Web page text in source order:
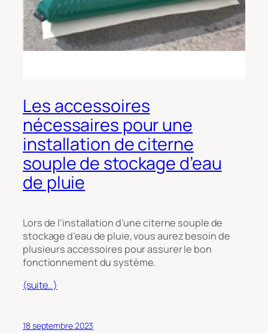
Les accessoires
nécessaires pour une
installation de citerne
souple de stockage d’eau
de pluie
Lors de l’installation d’une citerne souple de
stockage d’eau de pluie, vous aurez besoin de
plusieurs accessoires pour assurer le bon
fonctionnement du système.
(suite…)
18 septembre 2023